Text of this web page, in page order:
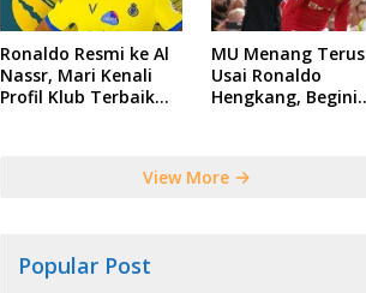
Ronaldo Resmi ke Al
Nassr, Mari Kenali
Profil Klub Terbaik
MU Menang Terus
Usai Ronaldo
Hengkang, Begini
View More
Popular Post